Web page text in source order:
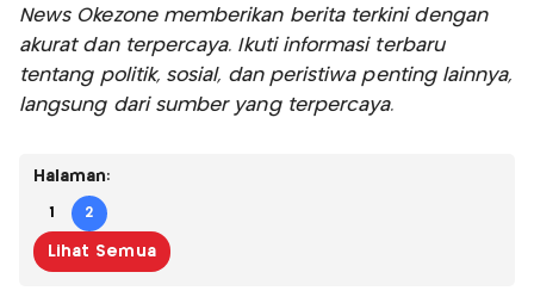
News Okezone memberikan berita terkini dengan
akurat dan terpercaya. Ikuti informasi terbaru
tentang politik, sosial, dan peristiwa penting lainnya,
langsung dari sumber yang terpercaya.
Halaman:
1 2
Lihat Semua